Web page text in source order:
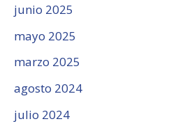
junio 2025
mayo 2025
marzo 2025
agosto 2024
julio 2024